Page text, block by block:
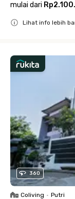
mulai dari
Lihat info lebih
360
Coliving • Putri